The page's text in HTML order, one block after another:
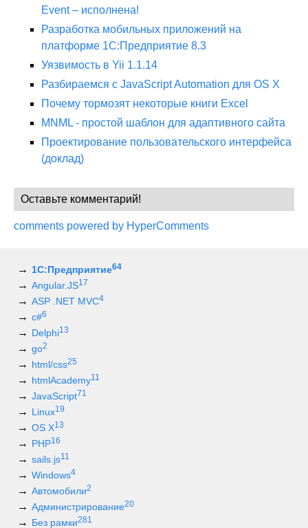
Event – исполнена!
Разработка мобильных приложений на
платформе 1С:Предприятие 8.3
Уязвимость в Yii 1.1.14
Разбираемся с JavaScript Automation для OS X
Почему тормозят некоторые книги Excel
MNML - простой шаблон для адаптивного сайта
Проектирование пользовательского интерфейса
(доклад)
Оставьте комментарий!
comments powered by HyperComments
1С:Предприятие64
Angular.JS17
ASP .NET MVC4
c#6
Delphi13
go2
html/css25
htmlAcademy11
JavaScript71
Linux19
OS X13
PHP16
sails.js11
Windows4
Автомобили2
Администрирование20
Без рамки281